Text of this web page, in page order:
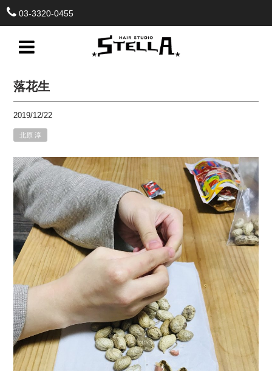
03-3320-0455
落花生
2019/12/22
北原 淳